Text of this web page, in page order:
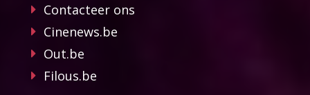
Contacteer ons
Cinenews.be
Out.be
Filous.be